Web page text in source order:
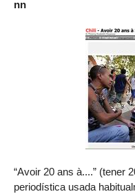
nn
“Avoir 20 ans à....” (tener
periodística usada